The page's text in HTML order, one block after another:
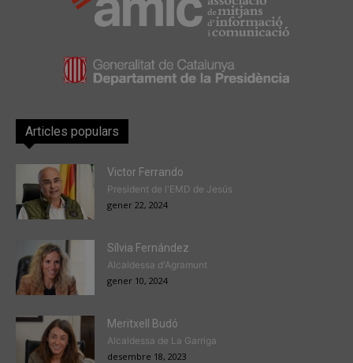
Articles populars
Victor Ferrando
President de l'EMD de Jesús
gener 22, 2024
Sílvia Fernández
Alcaldessa d'Agramunt
gener 10, 2024
Meritxell Budó
Alcaldessa de La Garriga
desembre 18, 2023